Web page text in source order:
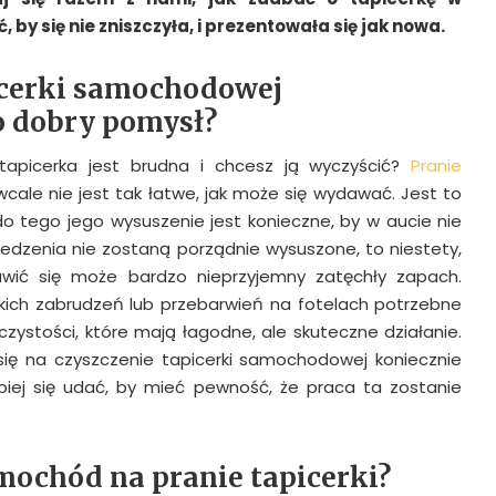
się nie zniszczyła, i prezentowała się jak nowa.
samochodowej
pomysł?
jest brudna i chcesz ją wyczyścić?Pranie
nie jest tak łatwe, jak może się wydawać. Jest to
tego jego wysuszenie jest konieczne, by w aucie nie
nie zostaną porządnie wysuszone, to niestety,
się może bardzo nieprzyjemny zatęchły zapach.
zabrudzeń lub przebarwień na fotelach potrzebne
które mają łagodne, ale skuteczne działanie.
na czyszczenie tapicerki samochodowej koniecznie
się udać, by mieć pewność, że praca ta zostanie
na pranie tapicerki?